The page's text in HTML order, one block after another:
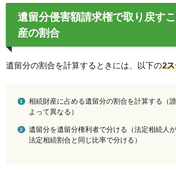
遺留分侵害額請求権で取り戻す
産の割合
遺留分の割合を計算するときには、以下の2
相続財産に占める遺留分の割合を計算する（
よって異なる）
遺留分を遺留分権利者で分ける（法定相続人
法定相続割合と同じ比率で分ける）